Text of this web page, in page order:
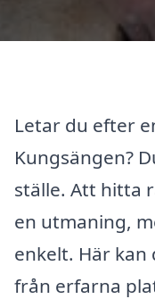
Letar du efter
Kungsängen?
ställe. Att hitta
en utmaning,
enkelt. Här
från erfarna